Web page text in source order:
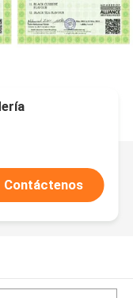
Contáctenos